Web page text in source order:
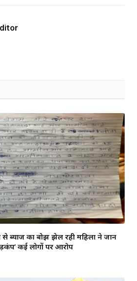
से ब्याज का बोझ झेल रही महिला ने जान
कई लोगों पर आरोप